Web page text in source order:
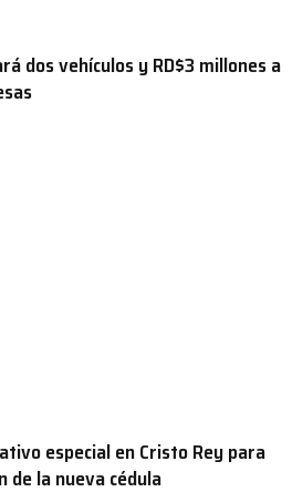
dos vehículos y RD$3 millones a
especial en Cristo Rey para
la nueva cédula